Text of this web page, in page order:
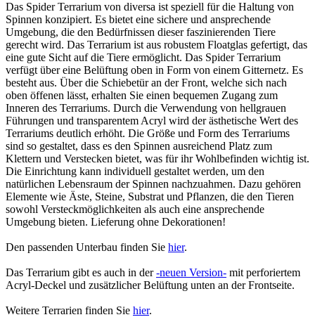
Das Spider Terrarium von diversa ist speziell für die Haltung von
Spinnen konzipiert. Es bietet eine sichere und ansprechende
Umgebung, die den Bedürfnissen dieser faszinierenden Tiere
gerecht wird. Das Terrarium ist aus robustem Floatglas gefertigt, das
eine gute Sicht auf die Tiere ermöglicht. Das Spider Terrarium
verfügt über eine Belüftung oben in Form von einem Gitternetz. Es
besteht aus. Über die Schiebetür an der Front, welche sich nach
oben öffenen lässt, erhalten Sie einen bequemen Zugang zum
Inneren des Terrariums. Durch die Verwendung von hellgrauen
Führungen und transparentem Acryl wird der ästhetische Wert des
Terrariums deutlich erhöht. Die Größe und Form des Terrariums
sind so gestaltet, dass es den Spinnen ausreichend Platz zum
Klettern und Verstecken bietet, was für ihr Wohlbefinden wichtig ist.
Die Einrichtung kann individuell gestaltet werden, um den
natürlichen Lebensraum der Spinnen nachzuahmen. Dazu gehören
Elemente wie Äste, Steine, Substrat und Pflanzen, die den Tieren
sowohl Versteckmöglichkeiten als auch eine ansprechende
Umgebung bieten. Lieferung ohne Dekorationen!
Den passenden Unterbau finden Sie hier.
Das Terrarium gibt es auch in der-neuen Version- mit perforiertem
Acryl-Deckel und zusätzlicher Belüftung unten an der Frontseite.
Weitere Terrarien finden Sie hier.